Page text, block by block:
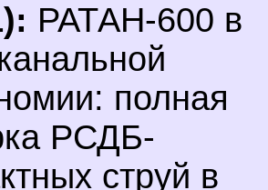
РАТАН-600 в
полная
РСДБ-
струй в